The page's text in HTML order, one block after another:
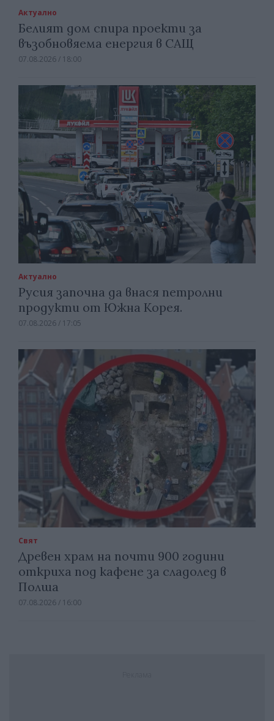
Актуално
Белият дом спира проекти за
възобновяема енергия в САЩ
07.08.2026 / 18:00
Актуално
Русия започна да внася петролни
продукти от Южна Корея.
07.08.2026 / 17:05
Свят
Древен храм на почти 900 години
откриха под кафене за сладолед в
Полша
07.08.2026 / 16:00